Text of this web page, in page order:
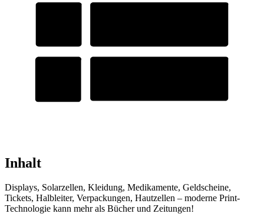
Inhalt
Displays, Solarzellen, Kleidung, Medikamente, Geldscheine,
Tickets, Halbleiter, Verpackungen, Hautzellen – moderne Print-
Technologie kann mehr als Bücher und Zeitungen!